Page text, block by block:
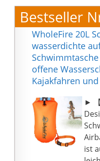
Bestseller
WholeFire 20L
wasserdichte
offene
Kajakfahren
►
ist